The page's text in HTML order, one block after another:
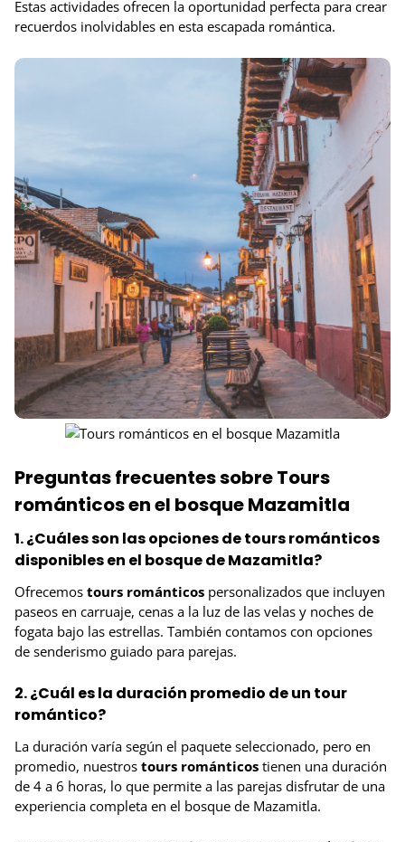
Estas actividades ofrecen la oportunidad perfecta para crear
recuerdos inolvidables en esta escapada romántica.
Preguntas frecuentes sobre Tours
románticos en el bosque Mazamitla
1. ¿Cuáles son las opciones de tours románticos
disponibles en el bosque de Mazamitla?
Ofrecemos tours románticos personalizados que incluyen
paseos en carruaje, cenas a la luz de las velas y noches de
fogata bajo las estrellas. También contamos con opciones
de senderismo guiado para parejas.
2. ¿Cuál es la duración promedio de un tour
romántico?
La duración varía según el paquete seleccionado, pero en
promedio, nuestros tours románticos tienen una duración
de 4 a 6 horas, lo que permite a las parejas disfrutar de una
experiencia completa en el bosque de Mazamitla.